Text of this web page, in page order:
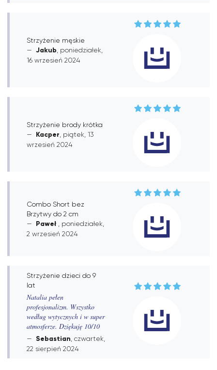
Strzyżenie męskie
Jakub , poniedziałek,
16 wrzesień 2024
Strzyżenie brody krótka
Kacper , piątek, 13
wrzesień 2024
Combo Short bez
Brzytwy do 2 cm
Paweł
, poniedziałek,
2 wrzesień 2024
Strzyżenie dzieci do 9
lat
Natalia pełen
profesjonalizm. Wszystko
według wytycznych i w super
atmosferze. Dziękuję 10/10
Sebastian , czwartek,
22 sierpień 2024